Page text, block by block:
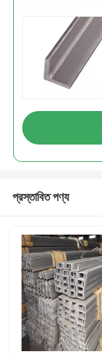
প্রস্তাবিত পণ্য